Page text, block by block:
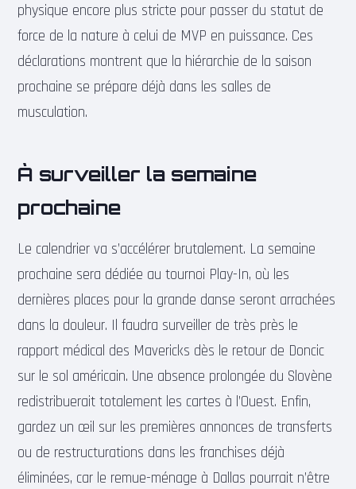
physique encore plus stricte pour passer du statut de
force de la nature à celui de MVP en puissance. Ces
déclarations montrent que la hiérarchie de la saison
prochaine se prépare déjà dans les salles de
musculation.
À surveiller la semaine
prochaine
Le calendrier va s’accélérer brutalement. La semaine
prochaine sera dédiée au tournoi Play-In, où les
dernières places pour la grande danse seront arrachées
dans la douleur. Il faudra surveiller de très près le
rapport médical des Mavericks dès le retour de Doncic
sur le sol américain. Une absence prolongée du Slovène
redistribuerait totalement les cartes à l’Ouest. Enfin,
gardez un œil sur les premières annonces de transferts
ou de restructurations dans les franchises déjà
éliminées, car le remue-ménage à Dallas pourrait n’être